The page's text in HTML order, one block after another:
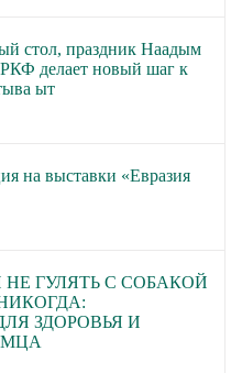
стол, праздник Наадым
делает новый шаг к
ыт
на выставки «Евразия
НЕ ГУЛЯТЬ С СОБАКОЙ
ЗДОРОВЬЯ И